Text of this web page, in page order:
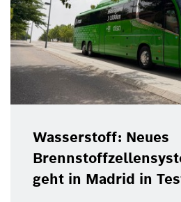
Wasserstoff: Neues
geht in Madrid in